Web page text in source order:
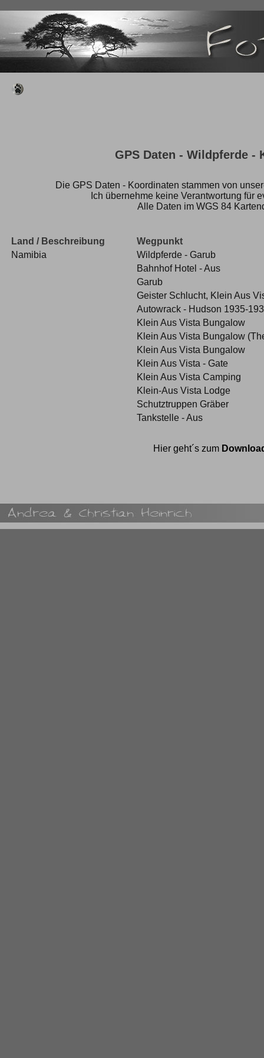
GPS Daten - Wildpferde -
Die GPS Daten - Koordinaten stammen von
Ich übernehme keine Verantwortung für
Alle Daten im WGS 84
Land / Beschreibung
Wegpunkt
Namibia
Wildpferde - Garub
Bahnhof Hotel - Aus
Garub
Geister Schlucht, Klein Aus
Autowrack - Hudson 1935-
Klein Aus Vista Bungalow
Klein Aus Vista Bungalow
Klein Aus Vista Bungalow
Klein Aus Vista - Gate
Klein Aus Vista Camping
Klein-Aus Vista Lodge
Schutztruppen Gräber
Tankstelle - Aus
Hier geht´s zum